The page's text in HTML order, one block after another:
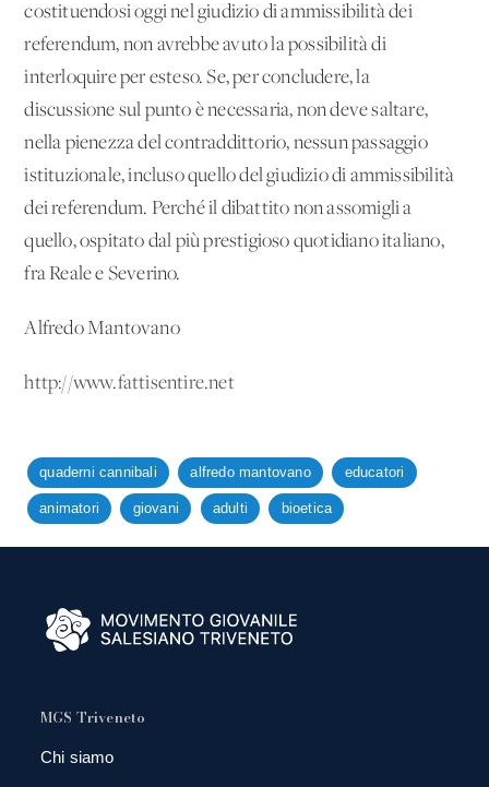
costituendosi oggi nel giudizio di ammissibilità dei
referendum, non avrebbe avuto la possibilità di
interloquire per esteso. Se, per concludere, la
discussione sul punto è necessaria, non deve saltare,
nella pienezza del contraddittorio, nessun passaggio
istituzionale, incluso quello del giudizio di ammissibilità
dei referendum. Perché il dibattito non assomigli a
quello, ospitato dal più prestigioso quotidiano italiano,
fra Reale e Severino.
Alfredo Mantovano
http://www.fattisentire.net
quaderni cannibali alfredo mantovano educatori
animatori giovani adulti bioetica
MGS Triveneto
Chi siamo